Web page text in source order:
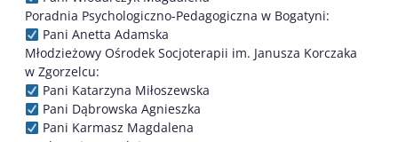
Poradnia Psychologiczno-Pedagogiczna w Bogatyni:
Pani Anetta Adamska
Młodzieżowy Ośrodek Socjoterapii im. Janusza Korczaka
w Zgorzelcu:
Pani Katarzyna Miłoszewska
Pani Dąbrowska Agnieszka
Pani Karmasz Magdalena